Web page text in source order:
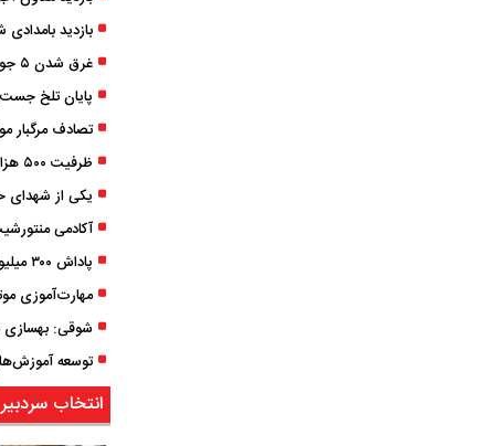
غرق شدن ۵ جوان اصفهانی در سواحل رامسر
انتخاب سردبیر